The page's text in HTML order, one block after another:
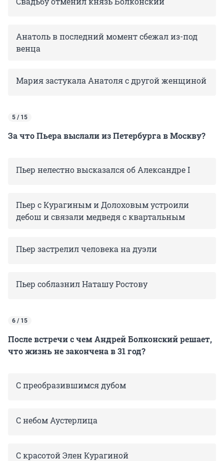
Анатоль в последний момент сбежал из-под
венца
Мария застукала Анатоля с другой женщиной
5 / 15
За что Пьера выслали из Петербурга в Москву?
Пьер нелестно высказался об Александре I
Пьер с Курагиным и Долоховым устроили
дебош и связали медведя с квартальным
Пьер застрелил человека на дуэли
Пьер соблазнил Наташу Ростову
6 / 15
После встречи с чем Андрей Болконский решает,
что жизнь не закончена в 31 год?
С преобразившимся дубом
С небом Аустерлица
С красотой Элен Курагиной